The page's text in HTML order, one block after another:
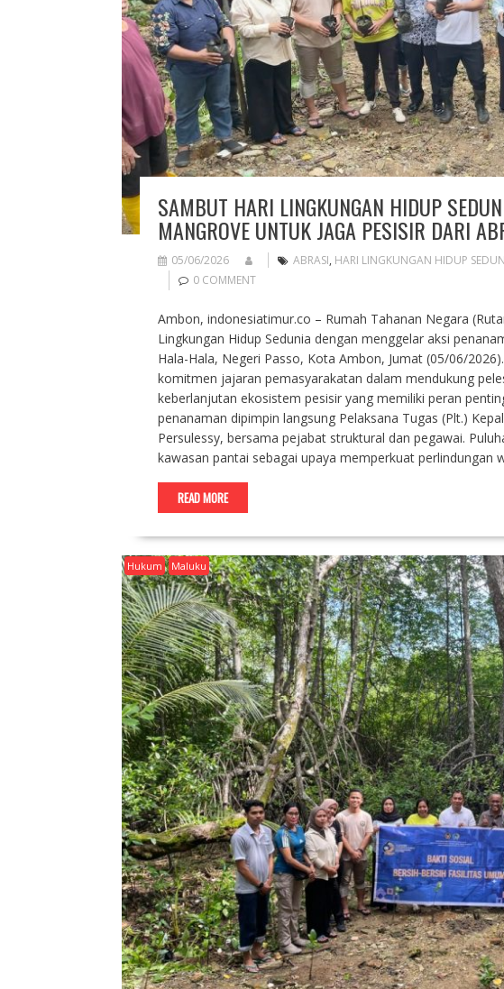
SAMBUT HARI LINGKUNGAN HIDUP
MANGROVE UNTUK JAGA PESISIR DARI
05/06/2026 ABRASI, HARI LINGKUNGAN HIDUP
0 COMMENT
Ambon, indonesiatimur.co – Rumah Tahanan Negara
Lingkungan Hidup Sedunia dengan menggelar aksi
Hala-Hala, Negeri Passo, Kota Ambon, Jumat (05/06/
komitmen jajaran pemasyarakatan dalam mendukung
keberlanjutan ekosistem pesisir yang memiliki peran
penanaman dipimpin langsung Pelaksana Tugas (Plt.)
Persulessy, bersama pejabat struktural dan pegawai.
kawasan pantai sebagai upaya memperkuat perlindungan
READ MORE
Hukum Maluku